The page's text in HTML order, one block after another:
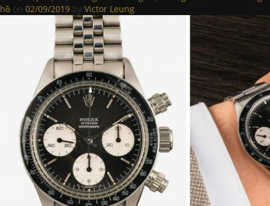
hồ on 02/09/2019 by Victor Leung.